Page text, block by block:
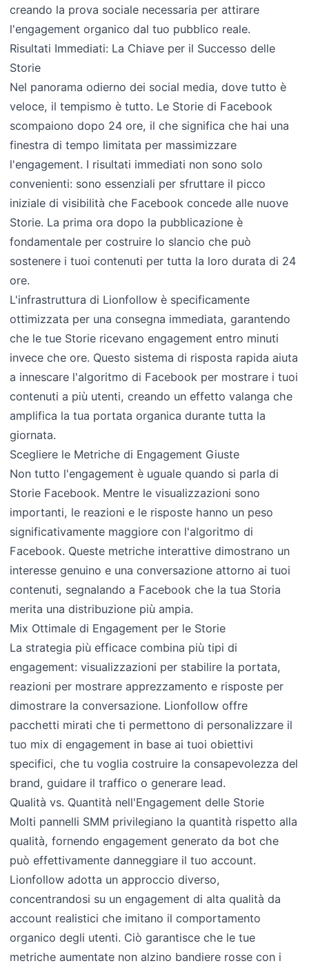
creando la prova sociale necessaria per attirare
l'engagement organico dal tuo pubblico reale.
Risultati Immediati: La Chiave per il Successo delle
Storie
Nel panorama odierno dei social media, dove tutto è
veloce, il tempismo è tutto. Le Storie di Facebook
scompaiono dopo 24 ore, il che significa che hai una
finestra di tempo limitata per massimizzare
l'engagement. I risultati immediati non sono solo
convenienti: sono essenziali per sfruttare il picco
iniziale di visibilità che Facebook concede alle nuove
Storie. La prima ora dopo la pubblicazione è
fondamentale per costruire lo slancio che può
sostenere i tuoi contenuti per tutta la loro durata di 24
ore.
L'infrastruttura di Lionfollow è specificamente
ottimizzata per una consegna immediata, garantendo
che le tue Storie ricevano engagement entro minuti
invece che ore. Questo sistema di risposta rapida aiuta
a innescare l'algoritmo di Facebook per mostrare i tuoi
contenuti a più utenti, creando un effetto valanga che
amplifica la tua portata organica durante tutta la
giornata.
Scegliere le Metriche di Engagement Giuste
Non tutto l'engagement è uguale quando si parla di
Storie Facebook. Mentre le visualizzazioni sono
importanti, le reazioni e le risposte hanno un peso
significativamente maggiore con l'algoritmo di
Facebook. Queste metriche interattive dimostrano un
interesse genuino e una conversazione attorno ai tuoi
contenuti, segnalando a Facebook che la tua Storia
merita una distribuzione più ampia.
Mix Ottimale di Engagement per le Storie
La strategia più efficace combina più tipi di
engagement: visualizzazioni per stabilire la portata,
reazioni per mostrare apprezzamento e risposte per
dimostrare la conversazione. Lionfollow offre
pacchetti mirati che ti permettono di personalizzare il
tuo mix di engagement in base ai tuoi obiettivi
specifici, che tu voglia costruire la consapevolezza del
brand, guidare il traffico o generare lead.
Qualità vs. Quantità nell'Engagement delle Storie
Molti pannelli SMM privilegiano la quantità rispetto alla
qualità, fornendo engagement generato da bot che
può effettivamente danneggiare il tuo account.
Lionfollow adotta un approccio diverso,
concentrandosi su un engagement di alta qualità da
account realistici che imitano il comportamento
organico degli utenti. Ciò garantisce che le tue
metriche aumentate non alzino bandiere rosse con i